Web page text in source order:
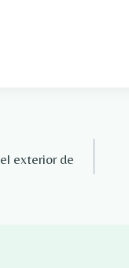
exterior de